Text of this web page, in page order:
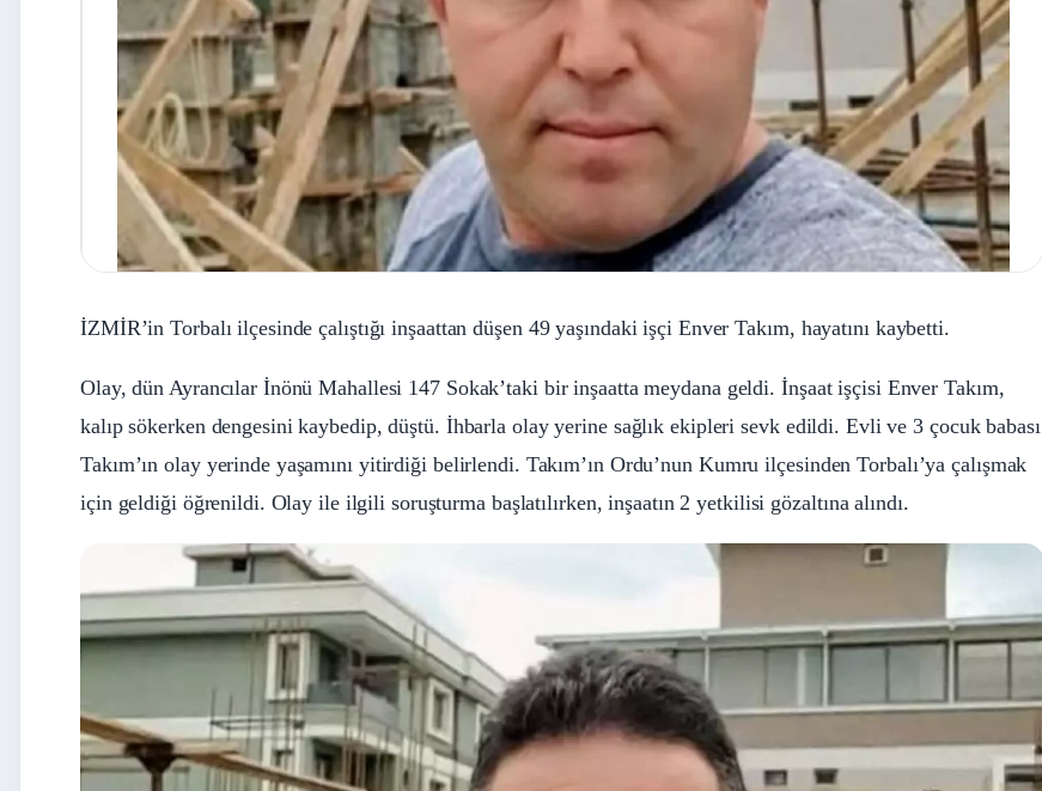
İZMİR’in Torbalı ilçesinde çalıştığı inşaattan düşen 49 yaşındaki işçi Enver Takım, hayatını kaybetti.
Olay, dün Ayrancılar İnönü Mahallesi 147 Sokak’taki bir inşaatta meydana geldi. İnşaat işçisi Enver Takım,
kalıp sökerken dengesini kaybedip, düştü. İhbarla olay yerine sağlık ekipleri sevk edildi. Evli ve 3 çocuk babası
Takım’ın olay yerinde yaşamını yitirdiği belirlendi. Takım’ın Ordu’nun Kumru ilçesinden Torbalı’ya çalışmak
için geldiği öğrenildi. Olay ile ilgili soruşturma başlatılırken, inşaatın 2 yetkilisi gözaltına alındı.